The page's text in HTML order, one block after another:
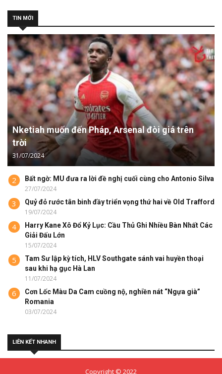
TIN MỚI
Nketiah muốn đến Pháp, Arsenal đòi giá trên
trời
31/07/2024
2 Bất ngờ: MU đưa ra lời đề nghị cuối cùng cho Antonio Silva
27/07/2024
3 Quỷ đỏ rước tân binh đầy triển vọng thứ hai về Old Trafford
19/07/2024
4
Harry Kane Xô Đổ Kỷ Lục: Cầu Thủ Ghi Nhiều Bàn Nhất Các
Giải Đấu Lớn
15/07/2024
5
Tam Sư lập kỳ tích, HLV Southgate sánh vai huyền thoại
sau khi hạ gục Hà Lan
11/07/2024
6
Cơn Lốc Màu Da Cam cuồng nộ, nghiền nát “Ngựa già”
Romania
03/07/2024
LIÊN KẾT NHANH
Copyright © 2022